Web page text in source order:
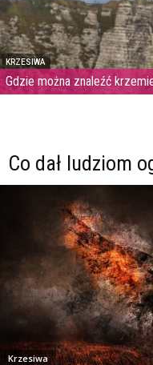
KRZESIWA
Gdzie można znaleźć
Co dał ludziom
Krzesiwa